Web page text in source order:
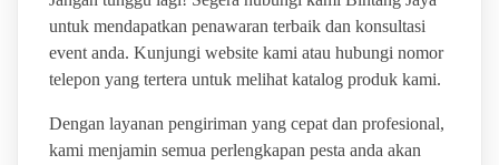
untuk mendapatkan penawaran terbaik dan konsultasi
event anda. Kunjungi website kami atau hubungi nomor
telepon yang tertera untuk melihat katalog produk kami.
Dengan layanan pengiriman yang cepat dan profesional,
kami menjamin semua perlengkapan pesta anda akan